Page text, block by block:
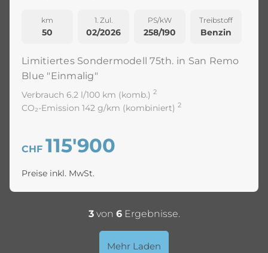
km
50
1. Zul.
02/2026
PS/kW
258/190
Treibstoff
Benzin
Limitiertes Sondermodell 75th. in San Remo
Blue "Einmalig"
Verbrauch 6.2 l/100 km (komb.) 2
CO₂-Emission 142 g/km (kombiniert) 2
CHF 115'900
Preise inkl. MwSt.
3von 6Ergebnisse.
Mehr Laden